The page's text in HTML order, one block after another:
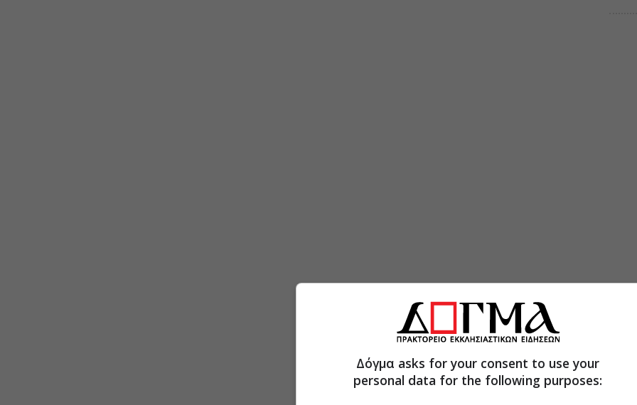
Δόγμα asks for your consent to use your
personal data for the following purposes: